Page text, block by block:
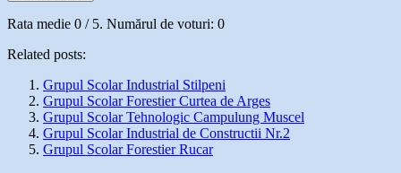
Rata medie 0 / 5. Numărul de voturi: 0
Related posts:
Grupul Scolar Industrial Stilpeni
Grupul Scolar Forestier Curtea de Arges
Grupul Scolar Tehnologic Campulung Muscel
Grupul Scolar Industrial de Constructii Nr.2
Grupul Scolar Forestier Rucar